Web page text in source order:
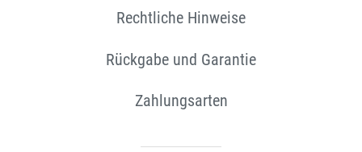
Rechtliche Hinweise
Rückgabe und Garantie
Zahlungsarten